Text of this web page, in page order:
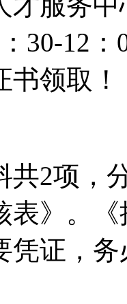
30-12
领取！
共2项
表》。
凭证，